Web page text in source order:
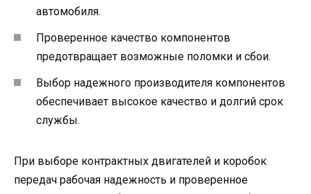
автомобиля.
Проверенное качество компонентов
предотвращает возможные поломки и сбои.
Выбор надежного производителя компонентов
обеспечивает высокое качество и долгий срок
службы.
При выборе контрактных двигателей и коробок
передач рабочая надежность и проверенное